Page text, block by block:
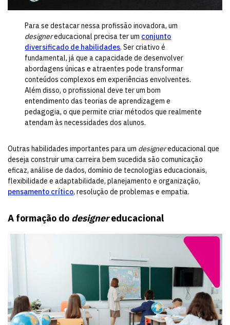
Para se destacar nessa profissão inovadora, um
designereducacional precisa ter um conjunto
diversificado de habilidades. Ser criativo é
fundamental, já que a capacidade de desenvolver
abordagens únicas e atraentes pode transformar
conteúdos complexos em experiências envolventes.
Além disso, o profissional deve ter um bom
entendimento das teorias de aprendizagem e
pedagogia, o que permite criar métodos que realmente
atendam às necessidades dos alunos.
Outras habilidades importantes para um designereducacional que
deseja construir uma carreira bem sucedida são comunicação
eficaz, análise de dados, domínio de tecnologias educacionais,
flexibilidade e adaptabilidade, planejamento e organização,
pensamento crítico, resolução de problemas e empatia.
A formação do designereducacional